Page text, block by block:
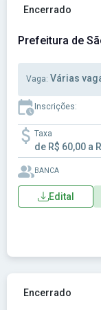
Ver concurso:
Encerrado
Prefeitura de
Vaga: Várias
Inscrições:
Taxa
de R$ 60,00 a
BANCA
Edital
Ver concurso:
Encerrado